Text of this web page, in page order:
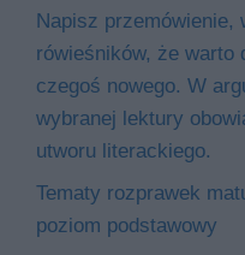
Napisz przemówienie,
rówieśników, że warto
czegoś nowego. W
wybranej lektury
utworu literackiego.
Tematy rozprawek
poziom podstawowy